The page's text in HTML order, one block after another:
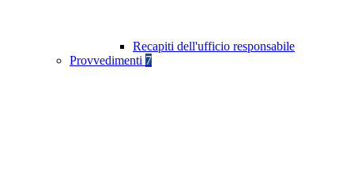
Recapiti dell'ufficio responsabile
Provvedimenti 7